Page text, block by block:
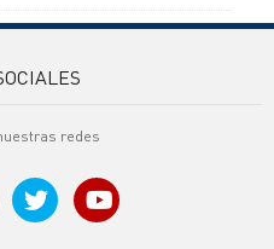
redes